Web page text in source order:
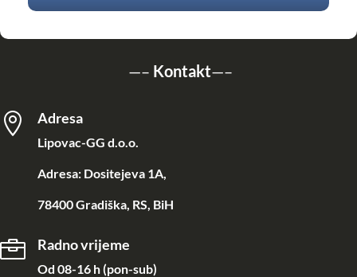
—– Kontakt—–
 Adresa
Lipovac-GG d.o.o.
Adresa: Dositejeva 1A,
78400 Gradiška, RS, BiH
 Radno vrijeme
Od 08-16 h (pon-sub)